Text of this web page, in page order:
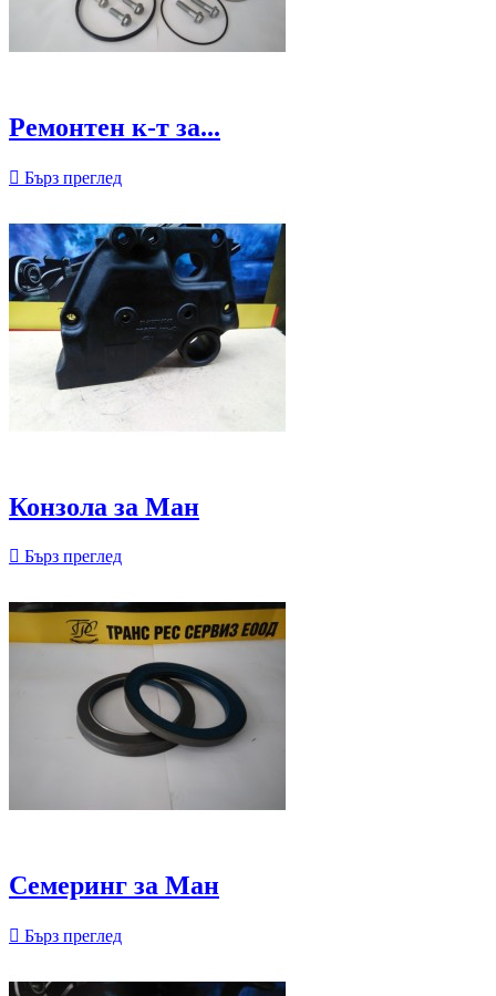
Ремонтен к-т за...
 Бърз преглед
Конзола за Ман
 Бърз преглед
Семеринг за Ман
 Бърз преглед